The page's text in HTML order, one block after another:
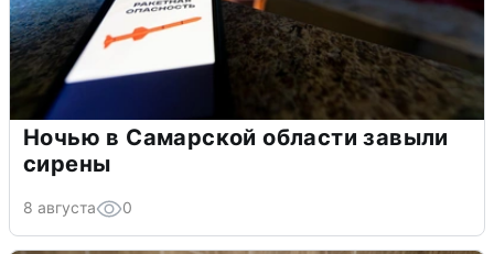
Ночью в Самарской области завыли
сирены
8 августа 0